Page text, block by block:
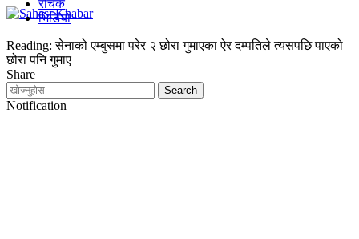
रोचक
भिडियो
Reading: सेनाको एम्बुसमा परेर २ छोरा गुमाएका ऐर दम्पतिले त्यसपछि पाएको
छोरा पनि गुमाए
Share
Notification